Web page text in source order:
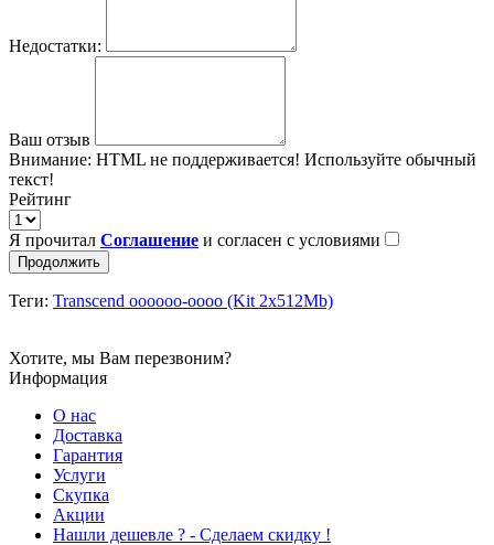
Недостатки:
Ваш отзыв
Внимание: HTML не поддерживается! Используйте обычный
текст!
Рейтинг
Я прочитал Соглашение и согласен с условиями
Продолжить
Теги: Transcend оооооо-оооо (Kit 2x512Mb)
Хотите, мы Вам перезвоним?
Информация
О нас
Доставка
Гарантия
Услуги
Скупка
Акции
Hашли дешевле ? - Сделаем скидку !